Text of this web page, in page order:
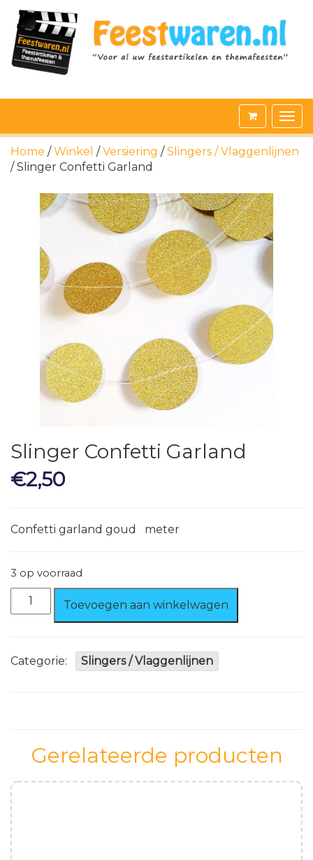
Home /Winkel /Versiering /Slingers / Vlaggenlijnen
/ Slinger Confetti Garland
Slinger Confetti Garland
€2,50
Confetti garland goud meter
3 op voorraad
Slinger
Garland
Toevoegen aan winkelwagen
Categorie: Slingers / Vlaggenlijnen
Gerelateerde producten